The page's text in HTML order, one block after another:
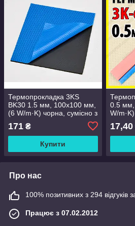
Термопрокладка 3KS
BK30 1.5 мм, 100x100 мм,
(6 W/m·K) чорна, сумісно з
ноутбуками, відеокартами
і ПК
171 ₴
Купити
0.5
W/
17,40
Про нас
100% позитивних з 294 відгуків
Працює з 07.02.2012